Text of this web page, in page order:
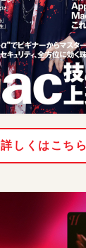
詳しくはこちら